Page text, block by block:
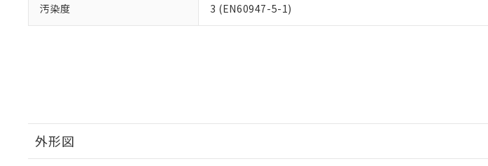
汚染度 3 (EN60947-5-1)
外形図